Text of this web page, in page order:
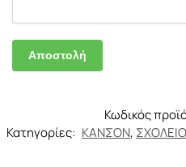
Κωδικός
Κατηγορίες: ΚΑΝΣΟΝ, ΣΧΟΛΕΙΟ